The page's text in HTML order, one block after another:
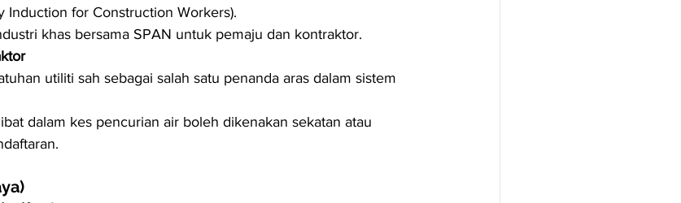
Induction for Construction Workers).
khas bersama SPAN untuk pemaju dan kontraktor.
utiliti sah sebagai salah satu penanda aras dalam sistem
dalam kes pencurian air boleh dikenakan sekatan atau